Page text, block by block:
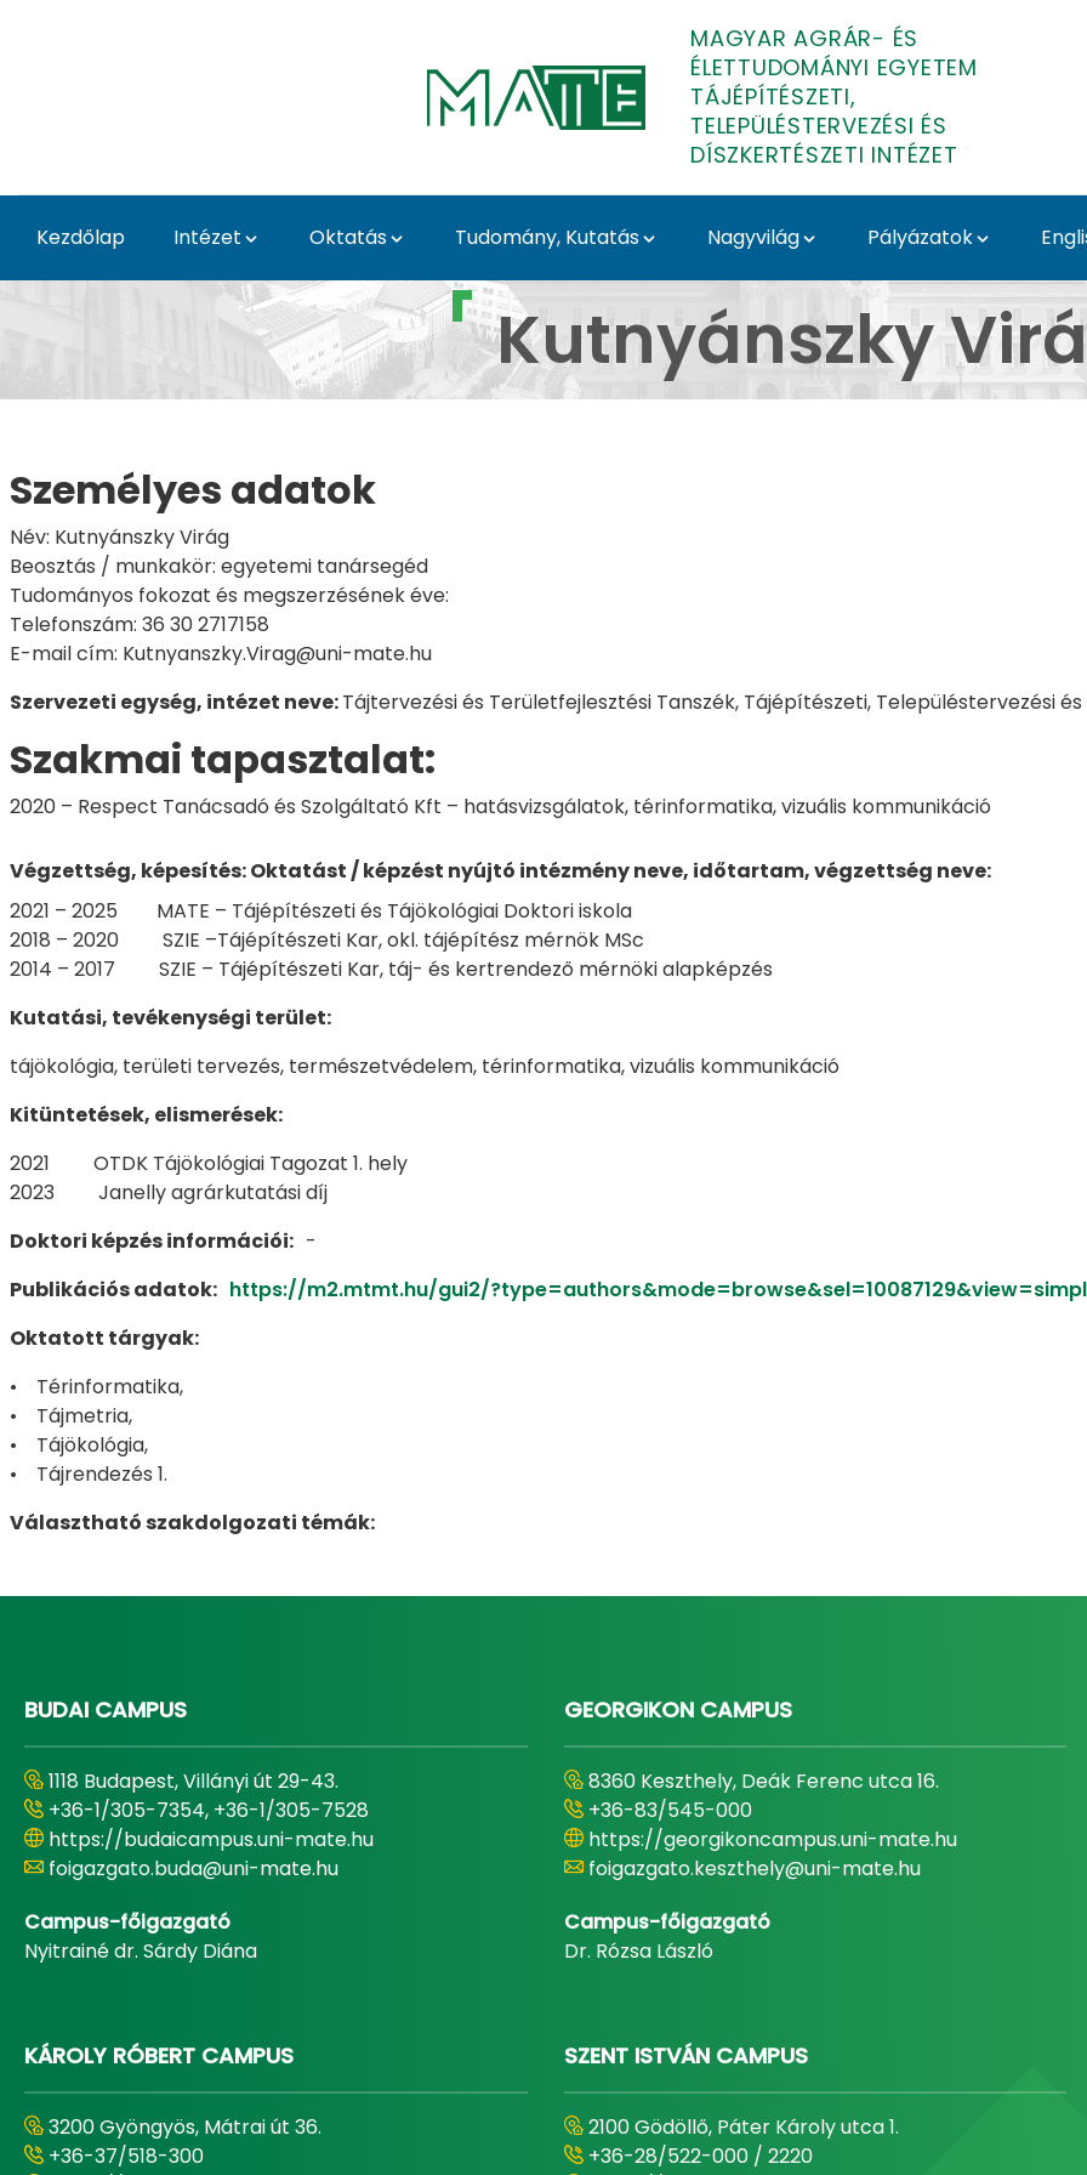
MAGYAR AGRÁR- ÉS
ÉLETTUDOMÁNYI EGYETEM
TÁJÉPÍTÉSZETI,
TELEPÜLÉSTERVEZÉSI ÉS
DÍSZKERTÉSZETI INTÉZET
Kezdőlap Intézet Oktatás Tudomány, Kutatás Nagyvilág Pályázatok
Kutnyánszky Virág - Tájépítészeti,
Kutnyánszky
Személyes adatok
Név: Kutnyánszky Virág
Beosztás / munkakör: egyetemi tanársegéd
Tudományos fokozat és megszerzésének éve:
Telefonszám: 36 30 2717158
E-mail cím: Kutnyanszky.Virag@uni-mate.hu
Szervezeti egység, intézet neve:Tájtervezési és Területfejlesztési Tanszék, Tájépítészeti, Településtervezési
Szakmai tapasztalat:
2020 – Respect Tanácsadó és Szolgáltató Kft – hatásvizsgálatok, térinformatika, vizuális kommunikáció
Végzettség, képesítés:Oktatást / képzést nyújtó intézmény neve, időtartam, végzettség neve:
2021 – 2025 MATE – Tájépítészeti és Tájökológiai Doktori iskola
2018 – 2020 SZIE –Tájépítészeti Kar, okl. tájépítész mérnök MSc
2014 – 2017 SZIE – Tájépítészeti Kar, táj- és kertrendező mérnöki alapképzés
Kutatási, tevékenységi terület:
tájökológia, területi tervezés, természetvédelem, térinformatika, vizuális kommunikáció
Kitüntetések, elismerések:
2021 OTDK Tájökológiai Tagozat 1. hely
2023 Janelly agrárkutatási díj
Doktori képzés információi: -
Publikációs adatok: https://m2.mtmt.hu/gui2/
Oktatott tárgyak:
• Térinformatika,
• Tájmetria,
• Tájökológia,
• Tájrendezés 1.
Választható szakdolgozati témák:
BUDAI CAMPUS
1118 Budapest, Villányi út 29-43.
+36-1/305-7354, +36-1/305-7528
https://budaicampus.uni-mate.hu
foigazgato.buda@uni-mate.hu
Campus-főigazgató
Nyitrainé dr. Sárdy Diána
GEORGIKON CAMPUS
8360 Keszthely, Deák Ferenc utca 16.
+36-83/545-000
https://georgikoncampus.uni-mate.hu
foigazgato.keszthely@uni-mate.hu
Campus-főigazgató
Dr. Rózsa László
KÁROLY RÓBERT CAMPUS
3200 Gyöngyös, Mátrai út 36.
+36-37/518-300
SZENT ISTVÁN CAMPUS
2100 Gödöllő, Páter Károly utca 1.
+36-28/522-000 / 2220